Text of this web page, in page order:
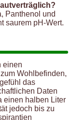
Panthenol und
saurem pH-Wert.
einen
Wohlbefinden,
das
Daten
einen halben Liter
jedoch bis zu